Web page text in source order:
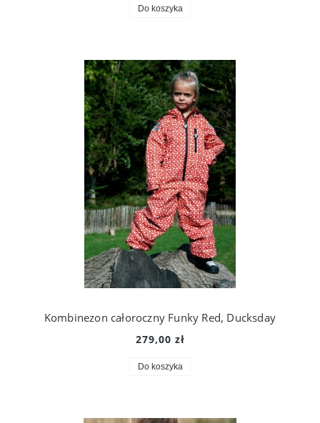
Do koszyka
Kombinezon całoroczny Funky Red, Ducksday
279,00 zł
Do koszyka